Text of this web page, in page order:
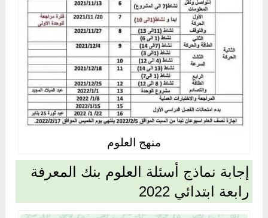
منهج العلوم
إجابة نماذج أسئلة العلوم بنك المعرفة
رابعة ابتدائي 2022